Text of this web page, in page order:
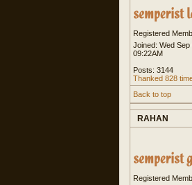
Registered
Joined: Wed Sep
09:22AM
Posts: 3144
Thanked 828
Back to top
RAHAN
Registered